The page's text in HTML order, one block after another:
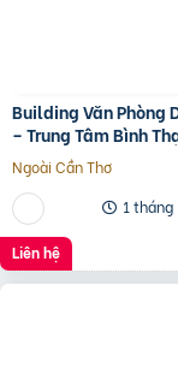
Building Văn Phòng
– Trung Tâm Bình
Tp.hcm Chỉ 100Tr/
Ngoài Cần Thơ
1 tháng
Liên hệ